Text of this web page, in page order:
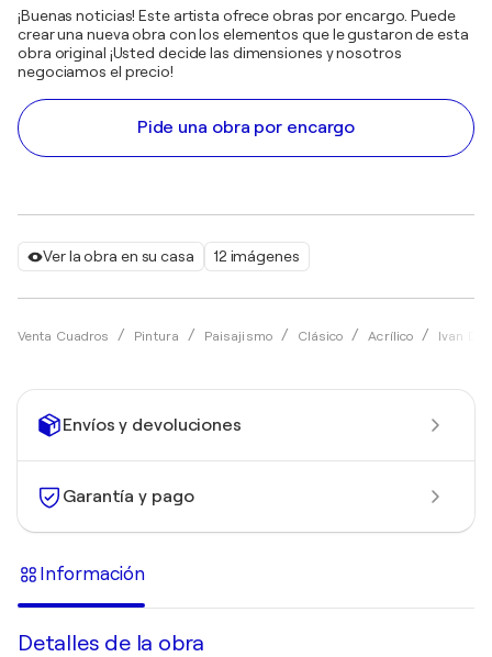
Ver la obra en su casa 12 imágenes
Venta Cuadros Pintura Paisajismo Clásico Acrílico Ivan
¡Buenas noticias! Este artista ofrece obras por encargo. Puede
crear una nueva obra con los elementos que le gustaron de esta
obra original ¡Usted decide las dimensiones y nosotros
negociamos el precio!
Pide una obra por encargo
Envíos y devoluciones
Garantía y pago
Información
Detalles de la obra